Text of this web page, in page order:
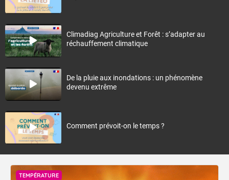
Climadiag Agriculture et Forêt : s’adapter au
réchauffement climatique
De la pluie aux inondations : un phénomène
devenu extrême
Comment prévoit-on le temps ?
TEMPÉRATURE